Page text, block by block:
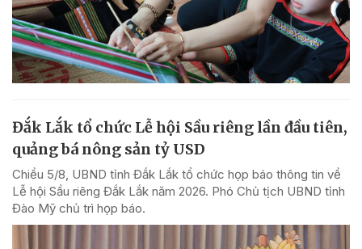
Đắk Lắk tổ chức Lễ hội Sầu riêng lần đầu tiên,
quảng bá nông sản tỷ USD
Chiều 5/8, UBND tỉnh Đắk Lắk tổ chức họp báo thông tin về
Lễ hội Sầu riêng Đắk Lắk năm 2026. Phó Chủ tịch UBND tỉnh
Đào Mỹ chủ trì họp báo.